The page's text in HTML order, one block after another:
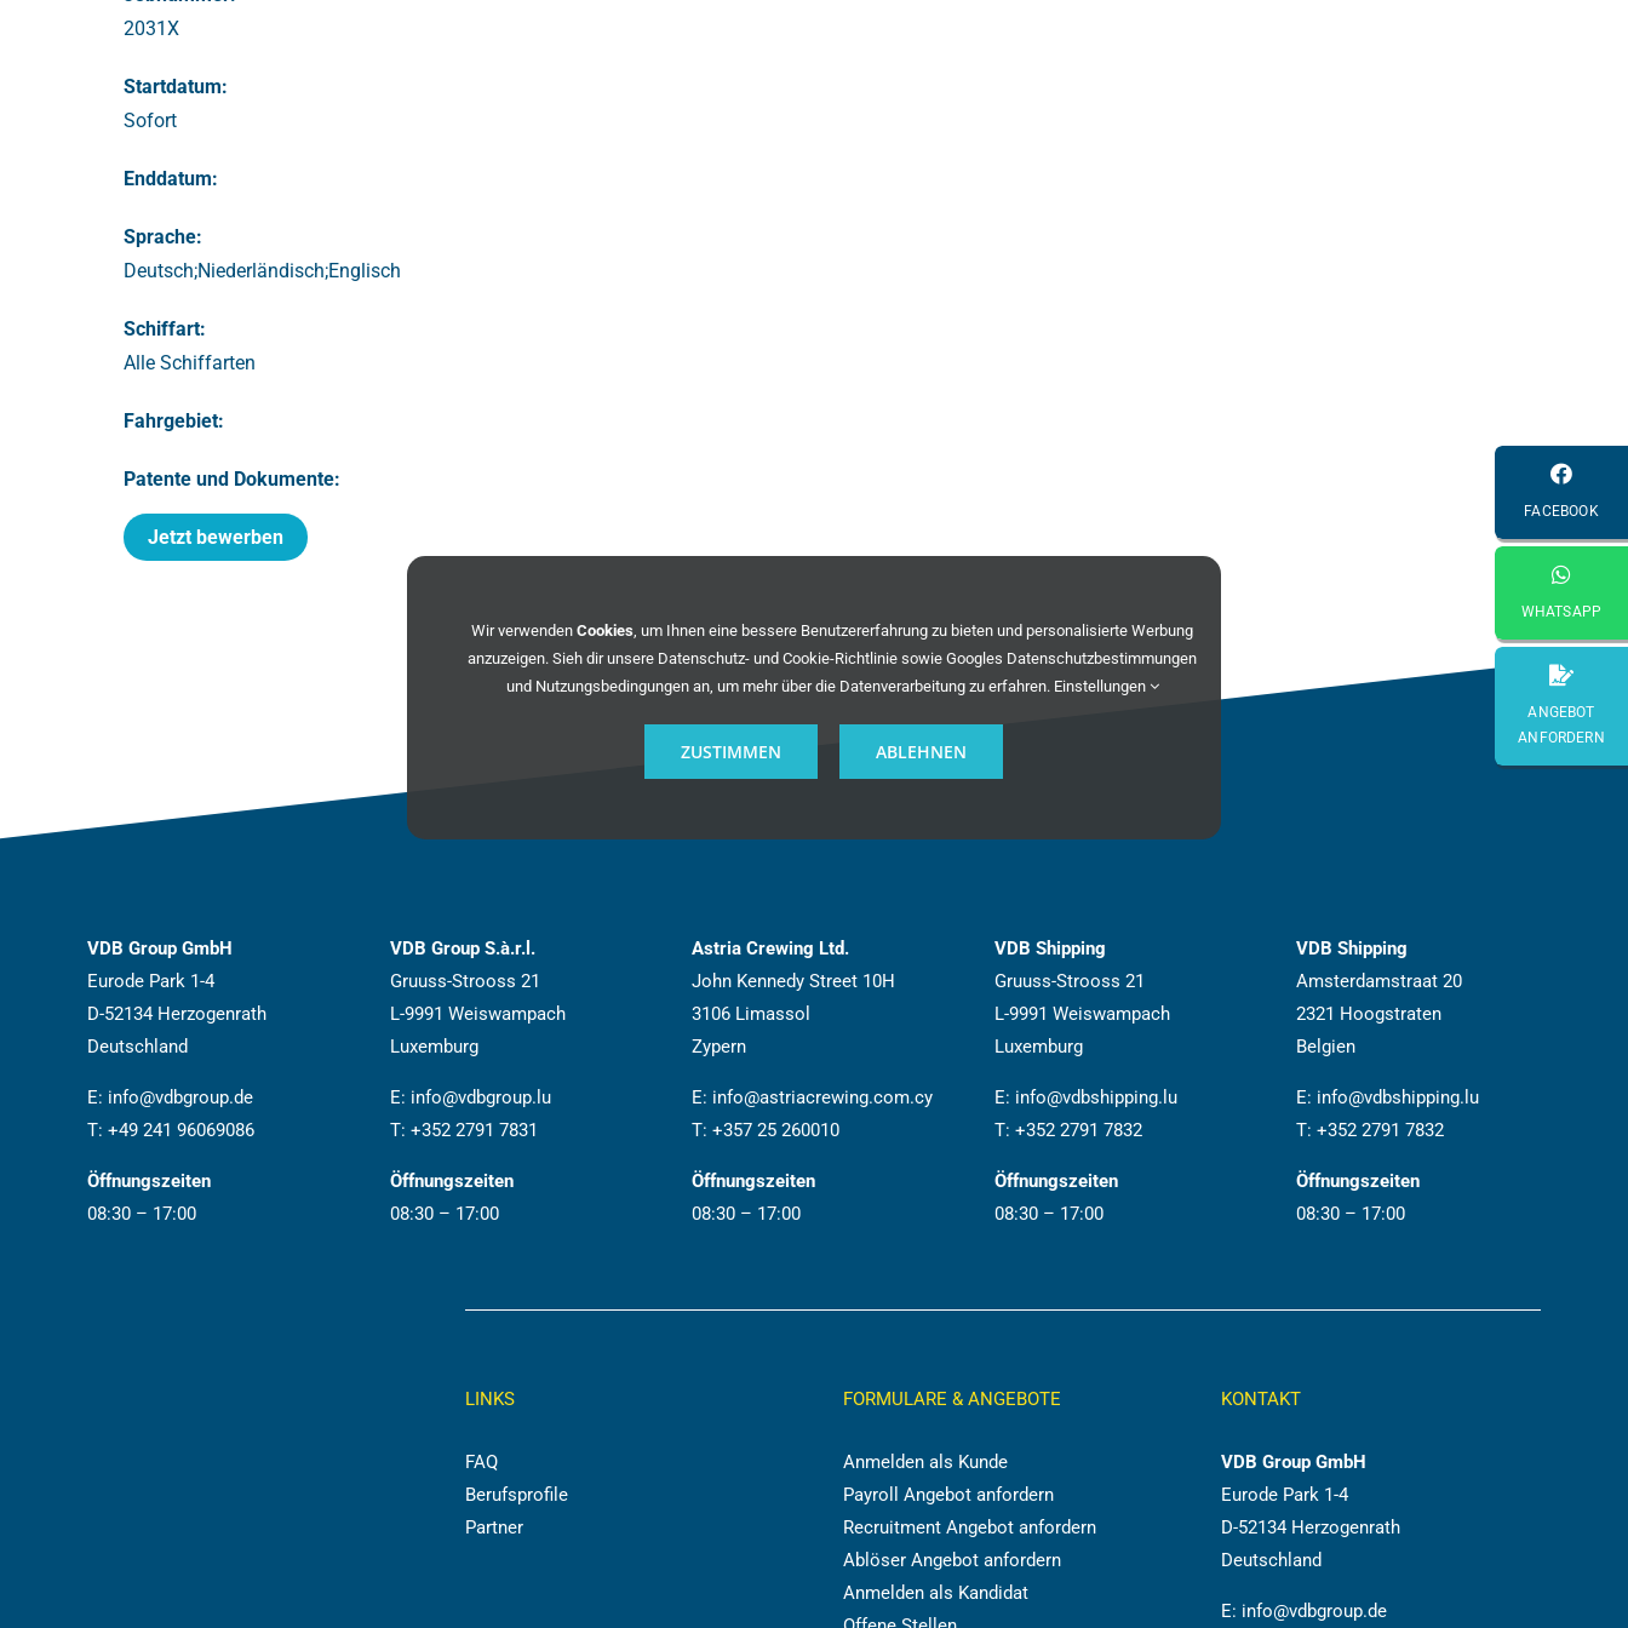
2031X
Startdatum:
Sofort
Enddatum:
Sprache:
Deutsch;Niederländisch;Englisch
Schiffart:
Alle Schiffarten
Fahrgebiet:
Patente und Dokumente:
Jetzt bewerben
VDB Group GmbH
Eurode Park 1-4
D-52134 Herzogenrath
Deutschland
E: info@vdbgroup.de
T: +49 241 96069086
Öffnungszeiten
08:30 – 17:00
VDB Group S.à.r.l.
Gruuss-Strooss 21
L-9991 Weiswampach
Luxemburg
E: info@vdbgroup.lu
T: +352 2791 7831
Öffnungszeiten
08:30 – 17:00
Astria Crewing Ltd.
John Kennedy Street 10H
3106 Limassol
Zypern
E: info@astriacrewing.com.cy
T:+357 25 260010
Öffnungszeiten
08:30 – 17:00
VDB Shipping
Gruuss-Strooss 21
L-9991 Weiswampach
Luxemburg
E: info@vdbshipping.lu
T: +352 2791 7832
Öffnungszeiten
08:30 – 17:00
VDB Shipping
Amsterdamstraat 20
2321 Hoogstraten
Belgien
E: info@vdbshipping.lu
T:+352 2791 7832
Öffnungszeiten
08:30 – 17:00
LINKS
FAQ
Berufsprofile
Partner
FORMULARE & ANGEBOTE
Anmelden als Kunde
Payroll Angebot anfordern
Recruitment Angebot anfordern
Ablöser Angebot anfordern
Anmelden als Kandidat
KONTAKT
VDB Group GmbH
Eurode Park 1-4
D-52134 Herzogenrath
Deutschland
E: info@vdbgroup.de
FACEBOOK
WHATSAPP
ANGEBOT
ANFORDERN
Wir verwenden Cookies, um Ihnen eine bessere Benutzererfahrung zu bieten und personalisierte Werbung
anzuzeigen. Sieh dir unsere Datenschutz- und Cookie-Richtlinie sowie Googles Datenschutzbestimmungen
und Nutzungsbedingungenan, um mehr über die Datenverarbeitung zu erfahren. Einstellungen
ZUSTIMMEN ABLEHNEN